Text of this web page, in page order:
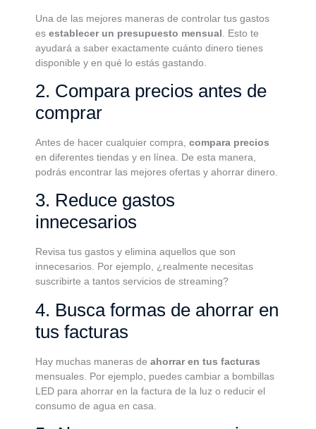
Una de las mejores maneras de controlar tus gastos
es establecer un presupuesto mensual . Esto te
ayudará a saber exactamente cuánto dinero tienes
disponible y en qué lo estás gastando.
2. Compara precios antes de
comprar
Antes de hacer cualquier compra, compara precios
en diferentes tiendas y en línea. De esta manera,
podrás encontrar las mejores ofertas y ahorrar dinero.
3. Reduce gastos
innecesarios
Revisa tus gastos y elimina aquellos que son
innecesarios. Por ejemplo, ¿realmente necesitas
suscribirte a tantos servicios de streaming?
4. Busca formas de ahorrar en
tus facturas
Hay muchas maneras de ahorrar en tus facturas
mensuales. Por ejemplo, puedes cambiar a bombillas
LED para ahorrar en la factura de la luz o reducir el
consumo de agua en casa.